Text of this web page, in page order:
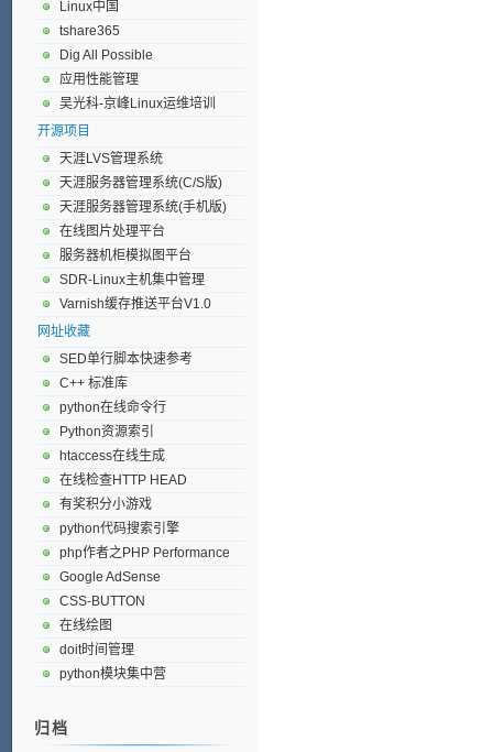
Linux中国
tshare365
Dig All Possible
应用性能管理
吴光科-京峰Linux运维培训
开源项目
天涯LVS管理系统
天涯服务器管理系统(C/S版)
天涯服务器管理系统(手机版)
在线图片处理平台
服务器机柜模拟图平台
SDR-Linux主机集中管理
Varnish缓存推送平台V1.0
网址收藏
SED单行脚本快速参考
C++ 标准库
python在线命令行
Python资源索引
htaccess在线生成
在线检查HTTP HEAD
有奖积分小游戏
python代码搜索引擎
php作者之PHP Performance
Google AdSense
CSS-BUTTON
在线绘图
doit时间管理
python模块集中营
归档